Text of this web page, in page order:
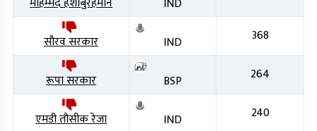
IND
सौरव सरकार IND 368
रूपा सरकार BSP 264
एमडी तौसीक रेजा IND 240